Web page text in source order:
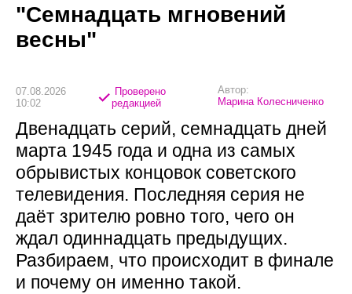
"Семнадцать мгновений
весны"
07.08.2026
10:02
Проверено
редакцией
Автор:
Марина Колесниченко
Двенадцать серий, семнадцать дней
марта 1945 года и одна из самых
обрывистых концовок советского
телевидения. Последняя серия не
даёт зрителю ровно того, чего он
ждал одиннадцать предыдущих.
Разбираем, что происходит в финале
и почему он именно такой.